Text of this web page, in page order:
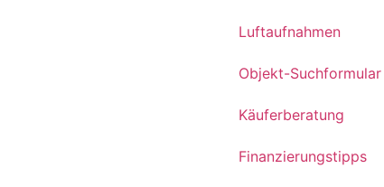
Luftaufnahmen
Objekt-Suchformular
Käuferberatung
Finanzierungstipps